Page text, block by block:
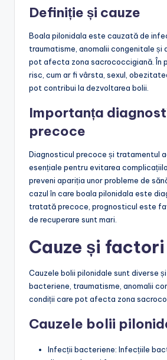
Definiție și cauze
Boala pilonidala este cauzată de
traumatisme, anomalii congenitale și
pot afecta zona sacrococcigiană. În
risc, cum ar fi vârsta, sexul,
pot contribui la dezvoltarea bolii.
Importanța
precoce
Diagnosticul precoce și tratamentul
esențiale pentru evitarea
preveni apariția unor probleme de
cazul în care boala pilonidala este
tratată precoce, prognosticul este
de recuperare sunt mari.
Cauze și
Cauzele bolii pilonidale sunt diverse
bacteriene, traumatisme, anomalii
condiții care pot afecta zona
Cauzele bolii
Infecții bacteriene: Infecțiile